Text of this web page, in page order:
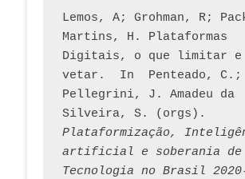
Lemos, A; Grohman, R;
Martins, H. Plataformas
Digitais, o que limitar e
vetar.  In  Penteado, C.;
Pellegrini, J. Amadeu da
Plataformização,
artificial e soberania de
Tecnologia no Brasil